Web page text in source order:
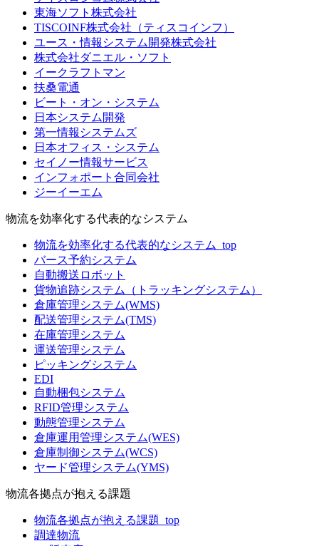
東海ソフト株式会社
TISCOINF株式会社（ティスコインフ）
ユース・情報システム開発株式会社
株式会社ダニエル・ソフト
イークラフトマン
扶桑電通
ビート・オン・システム
日本システム開発
第一情報システムズ
日本オフィス・システム
セイノー情報サービス
インフォポート合同会社
ジーイーエム
物流を効率化する代表的なシステム
物流を効率化する代表的なシステム_top
バース予約システム
自動搬送ロボット
貨物追跡システム（トラッキングシステム）
倉庫管理システム(WMS)
配送管理システム(TMS)
在庫管理システム
運送管理システム
ピッキングシステム
EDI
自動梱包システム
RFID管理システム
動態管理システム
倉庫運用管理システム(WES)
倉庫制御システム(WCS)
ヤード管理システム(YMS)
物流各拠点が抱える課題
物流各拠点が抱える課題_top
調達物流